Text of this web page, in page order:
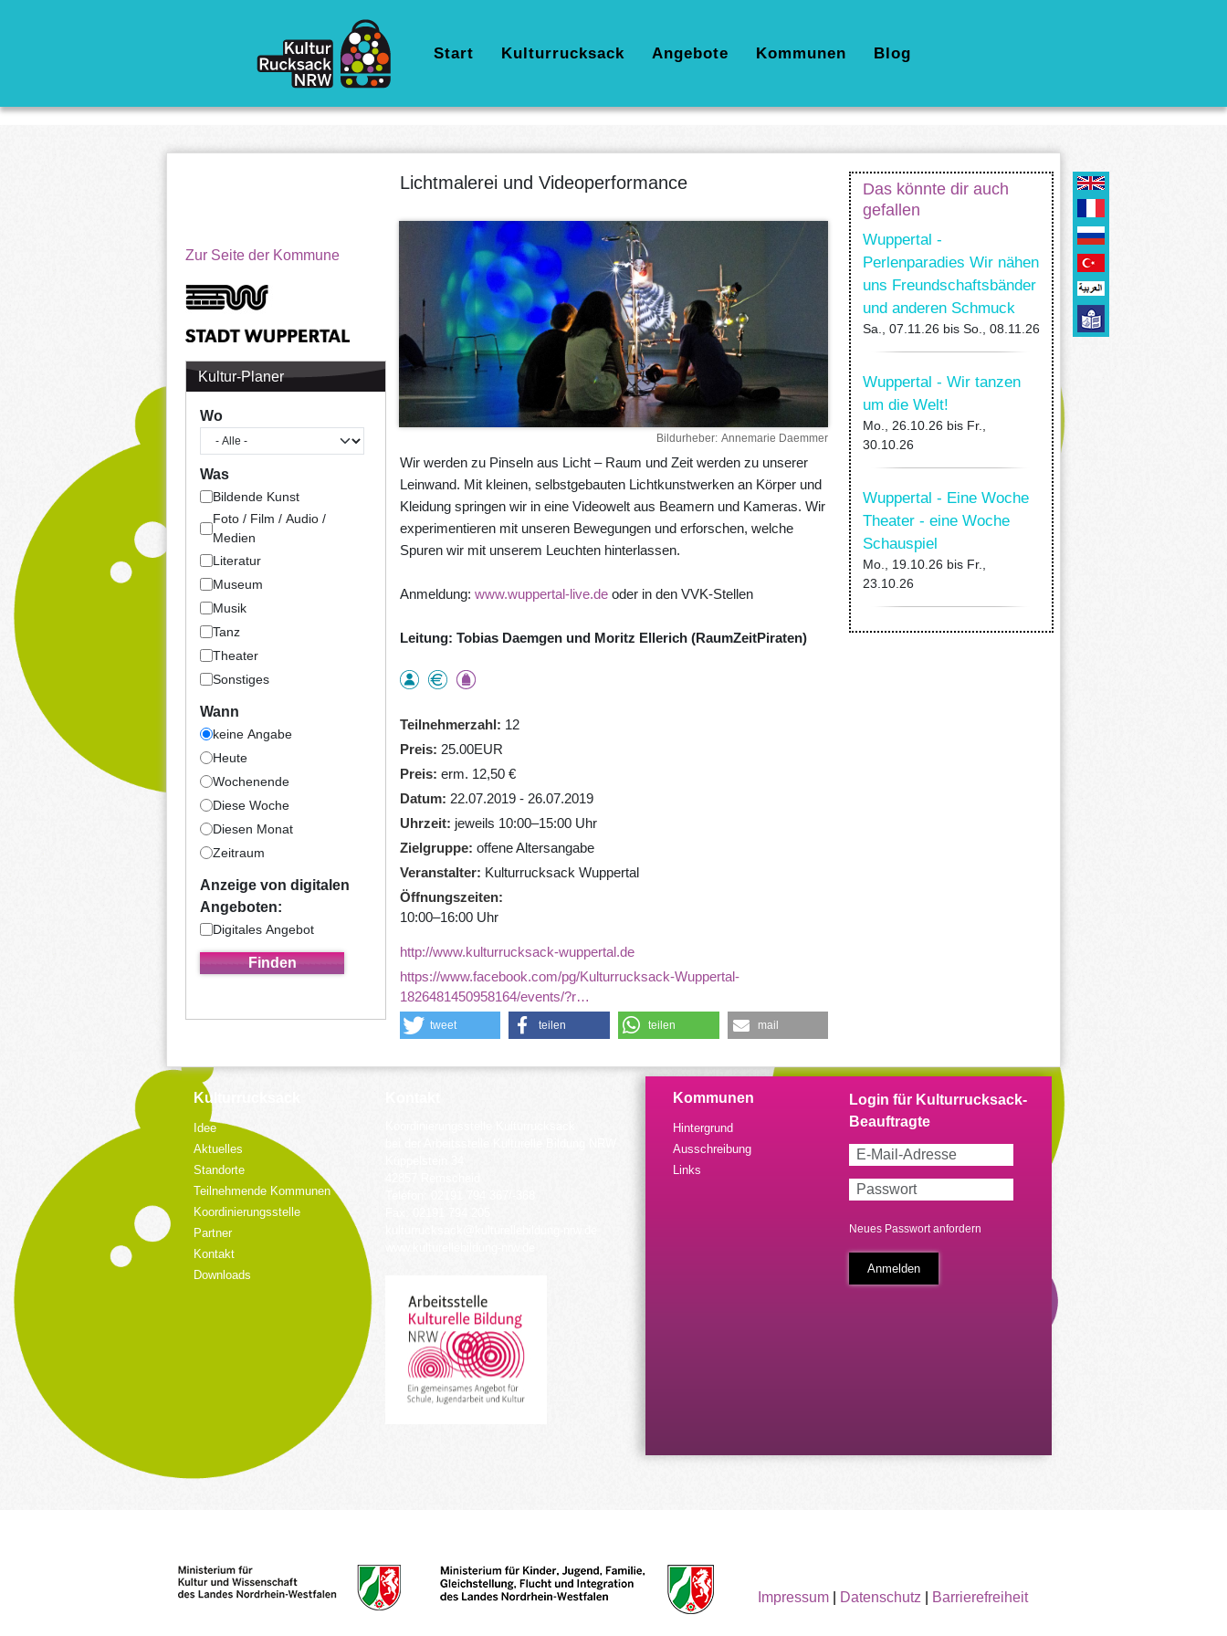
Hauptnavigation
Start Kulturrucksack Angebote Kommunen Blog
Zur Seite der Kommune
Kultur-Planer
Wo
Was
Bildende Kunst
Foto / Film / Audio /
Medien
Literatur
Museum
Musik
Tanz
Theater
Sonstiges
Wann
keine Angabe
Heute
Wochenende
Diese Woche
Diesen Monat
Zeitraum
Anzeige von digitalen
Angeboten:
Digitales Angebot
Lichtmalerei und Videoperformance
Bildurheber Annemarie Daemmer
Wir werden zu Pinseln aus Licht – Raum und Zeit werden zu unserer
Leinwand. Mit kleinen, selbstgebauten Lichtkunstwerken an Körper und
Kleidung springen wir in eine Videowelt aus Beamern und Kameras. Wir
experimentieren mit unseren Bewegungen und erforschen, welche
Spuren wir mit unserem Leuchten hinterlassen.
Anmeldung: www.wuppertal-live.deoder in den VVK-Stellen
Leitung: Tobias Daemgen und Moritz Ellerich (RaumZeitPiraten)
Teilnehmerzahl
12
Preis
25.00EUR
Preis erm. 12,50 €
Datum
22.07.2019 - 26.07.2019
Uhrzeit
jeweils 10:00–15:00 Uhr
Zielgruppe offene Altersangabe
Veranstalter
Kulturrucksack Wuppertal
Öffnungszeiten
10:00–16:00 Uhr
http://www.kulturrucksack-wuppertal.de
https://www.facebook.com/pg/Kulturrucksack-Wuppertal-
1826481450958164/events/?r…
tweet teilen teilen mail
Das könnte dir auch
gefallen
Wuppertal -
Perlenparadies Wir nähen
uns Freundschaftsbänder
und anderen Schmuck
Sa., 07.11.26 bis So., 08.11.26
Wuppertal - Wir tanzen
um die Welt!
Mo., 26.10.26 bis Fr.,
30.10.26
Wuppertal - Eine Woche
Theater - eine Woche
Schauspiel
Mo., 19.10.26 bis Fr.,
23.10.26
Kulturrucksack
Idee
Aktuelles
Standorte
Teilnehmende Kommunen
Koordinierungsstelle
Partner
Kontakt
Downloads
Kommunen
Hintergrund
Ausschreibung
Links
Neues Passwort anfordern
Impressum| Datenschutz Barrierefreiheit